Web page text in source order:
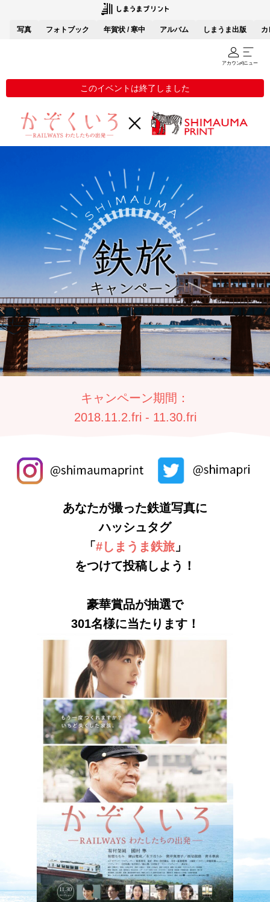
写真 フォトブック 年賀状 / 寒中 アルバム しまうま出版 カ
アカウントメニュー
このイベントは終了しました
キャンペーン期間：
2018.11.2.fri - 11.30.fri
あなたが撮った鉄道写真に
ハッシュタグ
「#しまうま鉄旅」
をつけて投稿しよう！
豪華賞品が抽選で
301名様に当たります！